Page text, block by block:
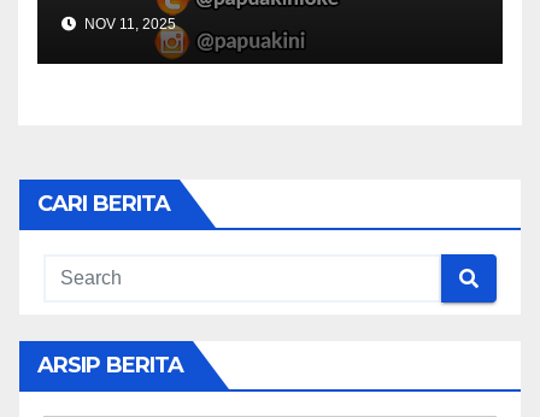
NOV 11, 2025
CARI BERITA
ARSIP BERITA